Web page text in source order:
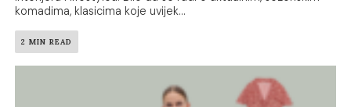
komadima, klasicima koje uvijek...
2 MIN READ